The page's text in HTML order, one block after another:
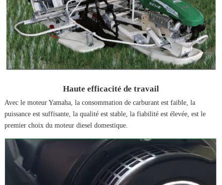
Haute efficacité de travail
Avec le moteur Yamaha, la consommation de carburant est faible, la
puissance est suffisante, la qualité est stable, la fiabilité est élevée, est le
premier choix du moteur diesel domestique.